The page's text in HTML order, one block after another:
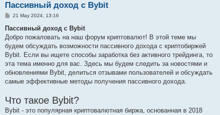
Пассивный доход с Bybit
P
s
21 May 2024, 13:16
Пассивный доход с Bybit
Добро пожаловать на наш форум криптовалют! В этой теме мы
будем обсуждать возможности пассивного дохода с криптобиржей
Bybit. Если вы ищете способы заработка без активного трейдинга, то
эта тема именно для вас. Здесь мы будем следить за новостями и
обновлениями Bybit, делиться отзывами пользователей и обсуждать
самые эффективные методы получения пассивного дохода.
Что такое Bybit?
Bybit - это популярная криптовалютная биржа, основанная в 2018